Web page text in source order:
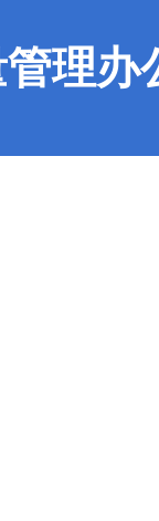
理办